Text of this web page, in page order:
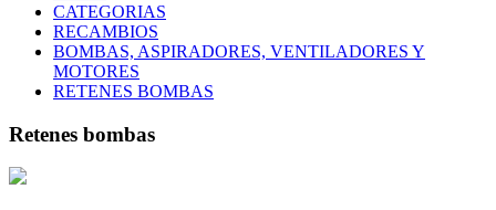
CATEGORIAS
RECAMBIOS
BOMBAS, ASPIRADORES, VENTILADORES Y
MOTORES
RETENES BOMBAS
Retenes bombas